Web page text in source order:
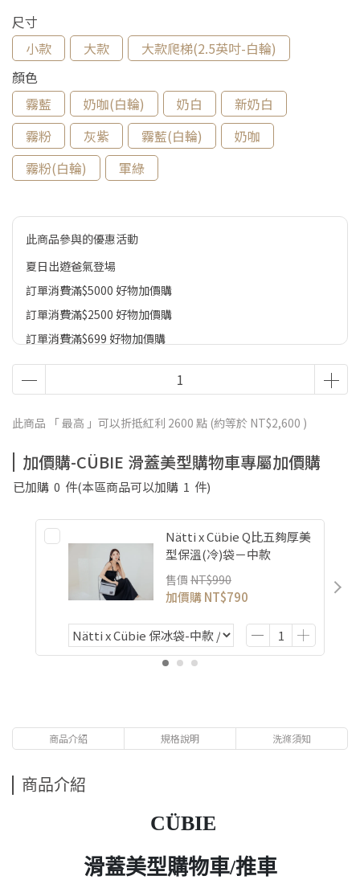
尺寸
小款
大款
大款爬梯(2.5英吋-白輪)
顏色
霧藍
奶咖(白輪) 奶白
新奶白
霧粉
灰紫 霧藍(白輪)
奶咖
霧粉(白輪)
軍綠
此商品參與的優惠活動
夏日出遊爸氣登場
訂單消費滿$5000 好物加價購
訂單消費滿$2500 好物加價購
訂單消費滿$699 好物加價購
CÜBIE 滑蓋美型購物車專屬加價購
此商品 「 最高 」可以折抵紅利 2600 點 (約等於 NT$2,600 )
加價購-CÜBIE 滑蓋美型購物車專屬加價購
已加購 0 件(本區商品可以加購 1 件)
Nätti x Cübie Q比五夠厚美
型保溫(冷)袋－中款
售價 NT$990
加價購NT$790
商品介紹 規格說明 洗滌須知
商品介紹
CÜBIE
滑蓋美型購物車/推車